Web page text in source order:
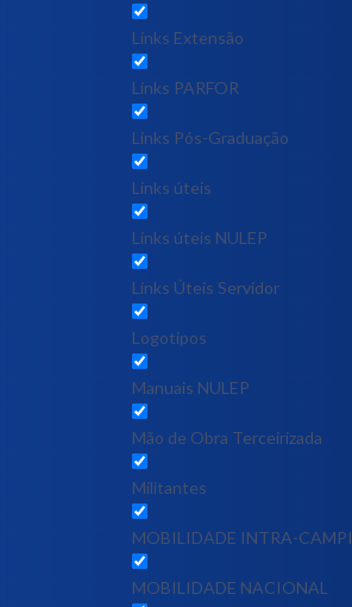
Links Extensão
Links PARFOR
Links Pós-Graduação
Links úteis
Links úteis NULEP
Links Úteis Servidor
Logotipos
Manuais NULEP
Mão de Obra Terceirizada
Militantes
MOBILIDADE INTRA-CAMPI
MOBILIDADE NACIONAL